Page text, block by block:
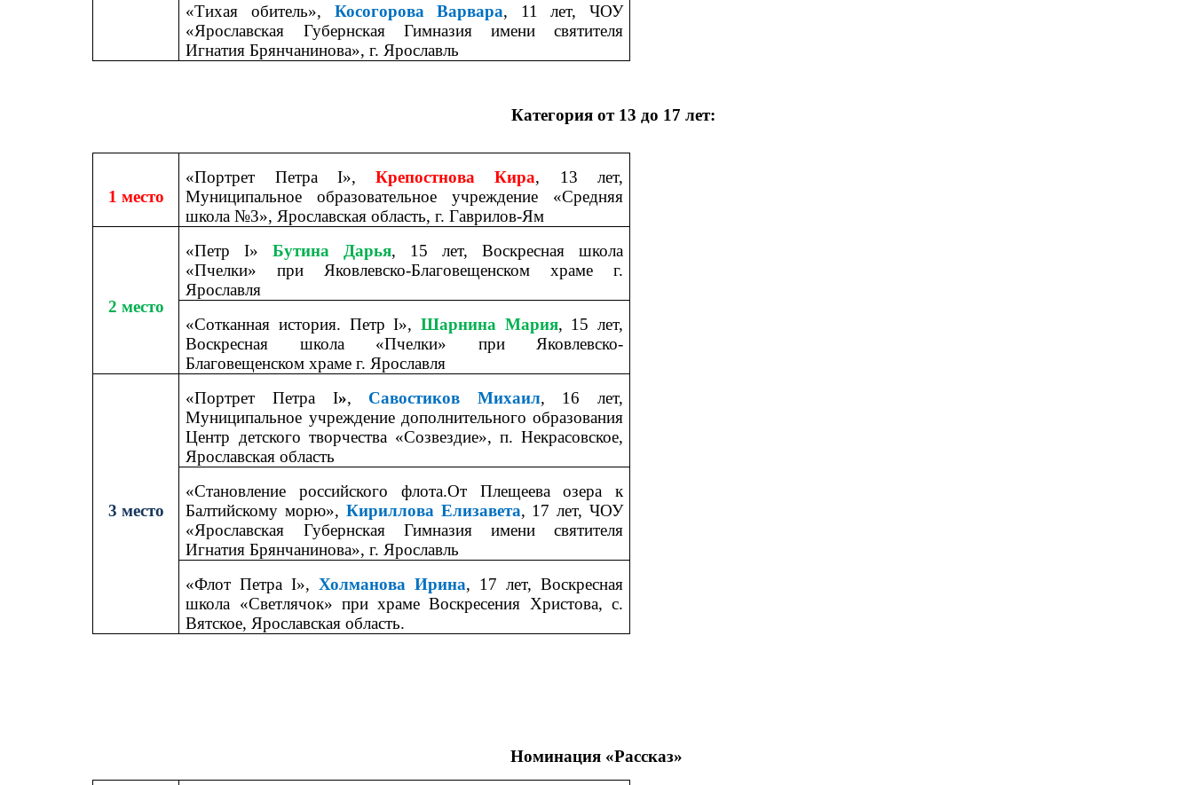
«Тихая обитель», Косогорова Варвара, 11 лет, ЧОУ
«Ярославская Губернская Гимназия имени святителя
Игнатия Брянчанинова», г. Ярославль
Категория от 13 до 17 лет:
1 место
«Портрет Петра I»,Крепостнова Кира, 13 лет,
Муниципальное образовательное учреждение «Средняя
школа №3», Ярославская область, г. Гаврилов-Ям
2 место
«ПетрI»Бутина Дарья, 15 лет, Воскресная школа
«Пчелки» при Яковлевско-Благовещенском храме г.
Ярославля
«Сотканная история. ПетрI»,Шарнина Мария, 15 лет,
Воскресная школа «Пчелки» при Яковлевско-
Благовещенском храме г. Ярославля
3 место
«Портрет Петра I», Савостиков Михаил, 16 лет,
Муниципальное учреждение дополнительного образования
Центр детского творчества «Созвездие», п. Некрасовское,
Ярославская область
«Становление российского флота.От Плещеева озера к
Балтийскому морю», Кириллова Елизавета, 17 лет, ЧОУ
«Ярославская Губернская Гимназия имени святителя
Игнатия Брянчанинова», г. Ярославль
«Флот ПетраI»,Холманова Ирина, 17 лет, Воскресная
школа «Светлячок» при храме Воскресения Христова, с.
Вятское, Ярославская область.
Номинация «Рассказ»